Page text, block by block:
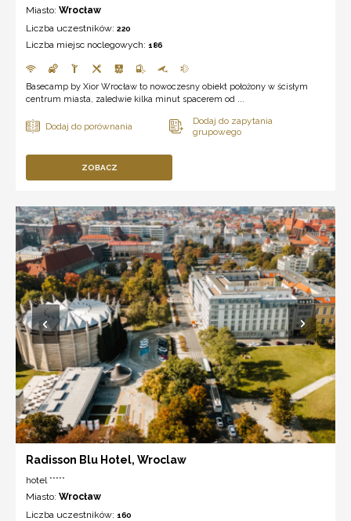
Miasto: Wrocław
Liczba uczestników: 220
Liczba miejsc noclegowych: 186
Basecamp by Xior Wrocław to nowoczesny obiekt położony w ścisłym
centrum miasta, zaledwie kilka minut spacerem od ...
ZOBACZ
Radisson Blu Hotel, Wroclaw
hotel *****
Miasto: Wrocław
Liczba uczestników: 160